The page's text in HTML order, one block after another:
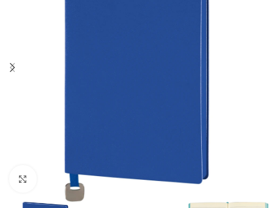
Click to enlarge